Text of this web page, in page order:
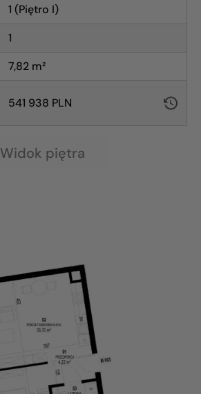
1 (Piętro I)
1
7,82 m²
541 938 PLN
Widok piętra